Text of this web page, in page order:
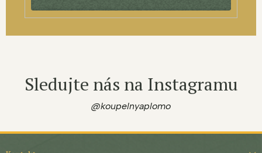
Sledujte nás na Instagramu
@koupelnyaplomo
Z